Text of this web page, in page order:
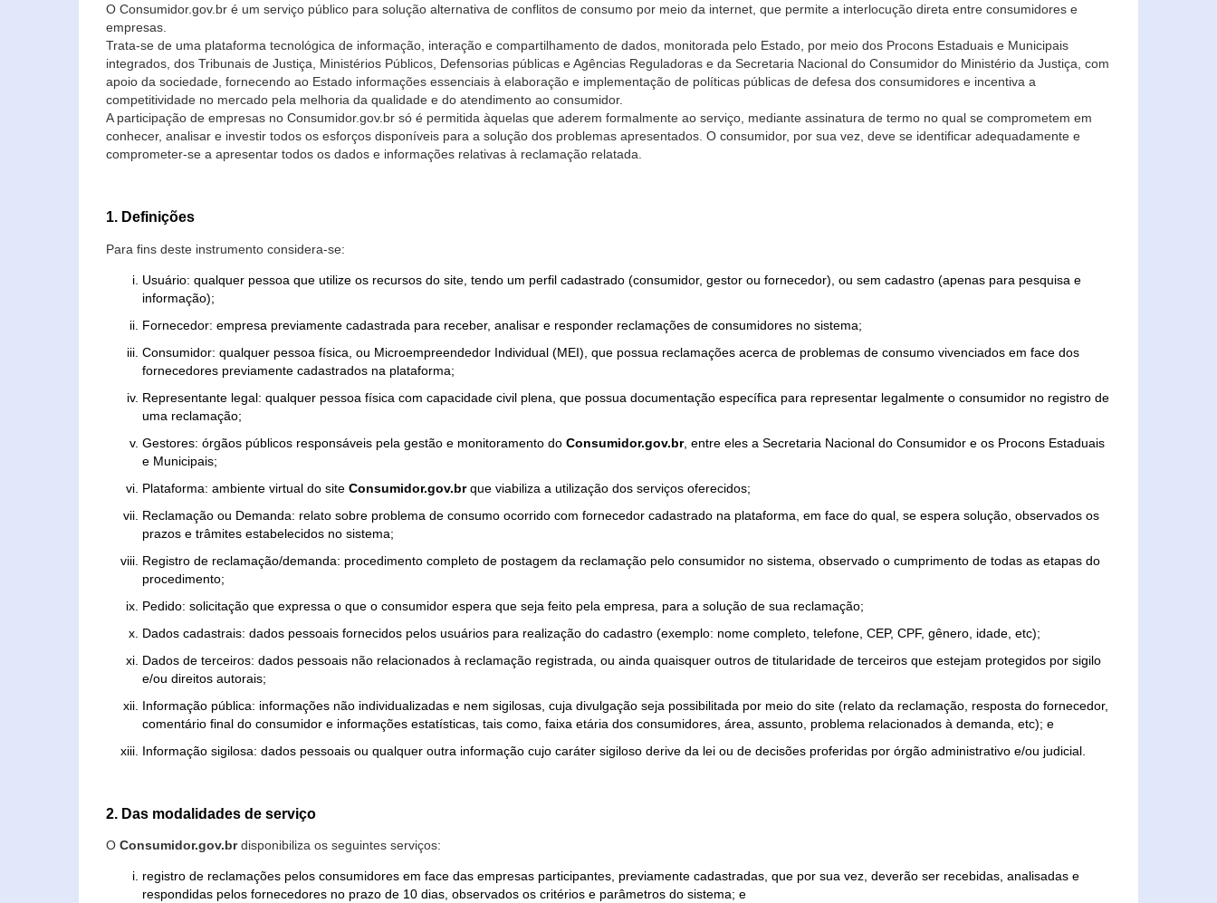
O Consumidor.gov.br é um serviço público para solução alternativa de conflitos de consumo por meio da internet, que permite a interlocução direta entre consumidores e
empresas.
Trata-se de uma plataforma tecnológica de informação, interação e compartilhamento de dados, monitorada pelo Estado, por meio dos Procons Estaduais e Municipais
integrados, dos Tribunais de Justiça, Ministérios Públicos, Defensorias públicas e Agências Reguladoras e da Secretaria Nacional do Consumidor do Ministério da Justiça, com
apoio da sociedade, fornecendo ao Estado informações essenciais à elaboração e implementação de políticas públicas de defesa dos consumidores e incentiva a
competitividade no mercado pela melhoria da qualidade e do atendimento ao consumidor.
A participação de empresas no Consumidor.gov.br só é permitida àquelas que aderem formalmente ao serviço, mediante assinatura de termo no qual se comprometem em
conhecer, analisar e investir todos os esforços disponíveis para a solução dos problemas apresentados. O consumidor, por sua vez, deve se identificar adequadamente e
comprometer-se a apresentar todos os dados e informações relativas à reclamação relatada.
1. Definições
Para fins deste instrumento considera-se:
Usuário: qualquer pessoa que utilize os recursos do site, tendo um perfil cadastrado (consumidor, gestor ou fornecedor), ou sem cadastro (apenas para pesquisa e
informação);
Fornecedor: empresa previamente cadastrada para receber, analisar e responder reclamações de consumidores no sistema;
Consumidor: qualquer pessoa física, ou Microempreendedor Individual (MEI), que possua reclamações acerca de problemas de consumo vivenciados em face dos
fornecedores previamente cadastrados na plataforma;
Representante legal: qualquer pessoa física com capacidade civil plena, que possua documentação específica para representar legalmente o consumidor no registro de
uma reclamação;
Gestores: órgãos públicos responsáveis pela gestão e monitoramento do Consumidor.gov.br, entre eles a Secretaria Nacional do Consumidor e os Procons Estaduais
e Municipais;
Plataforma: ambiente virtual do site Consumidor.gov.brque viabiliza a utilização dos serviços oferecidos;
Reclamação ou Demanda: relato sobre problema de consumo ocorrido com fornecedor cadastrado na plataforma, em face do qual, se espera solução, observados os
prazos e trâmites estabelecidos no sistema;
Registro de reclamação/demanda: procedimento completo de postagem da reclamação pelo consumidor no sistema, observado o cumprimento de todas as etapas do
procedimento;
Pedido: solicitação que expressa o que o consumidor espera que seja feito pela empresa, para a solução de sua reclamação;
Dados cadastrais: dados pessoais fornecidos pelos usuários para realização do cadastro (exemplo: nome completo, telefone, CEP, CPF, gênero, idade, etc);
Dados de terceiros: dados pessoais não relacionados à reclamação registrada, ou ainda quaisquer outros de titularidade de terceiros que estejam protegidos por sigilo
e/ou direitos autorais;
Informação pública: informações não individualizadas e nem sigilosas, cuja divulgação seja possibilitada por meio do site (relato da reclamação, resposta do fornecedor,
comentário final do consumidor e informações estatísticas, tais como, faixa etária dos consumidores, área, assunto, problema relacionados à demanda, etc); e
Informação sigilosa: dados pessoais ou qualquer outra informação cujo caráter sigiloso derive da lei ou de decisões proferidas por órgão administrativo e/ou judicial.
2. Das modalidades de serviço
O Consumidor.gov.brdisponibiliza os seguintes serviços:
registro de reclamações pelos consumidores em face das empresas participantes, previamente cadastradas, que por sua vez, deverão ser recebidas, analisadas e
respondidas pelos fornecedores no prazo de 10 dias, observados os critérios e parâmetros do sistema; e